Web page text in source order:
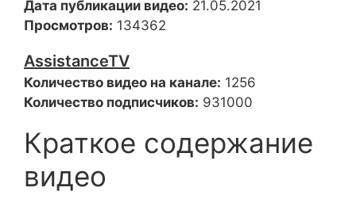
Дата публикации видео: 21.05.2021
Просмотров: 134362
AssistanceTV
Количество видео на канале: 1256
Количество подписчиков: 931000
Краткое содержание
видео